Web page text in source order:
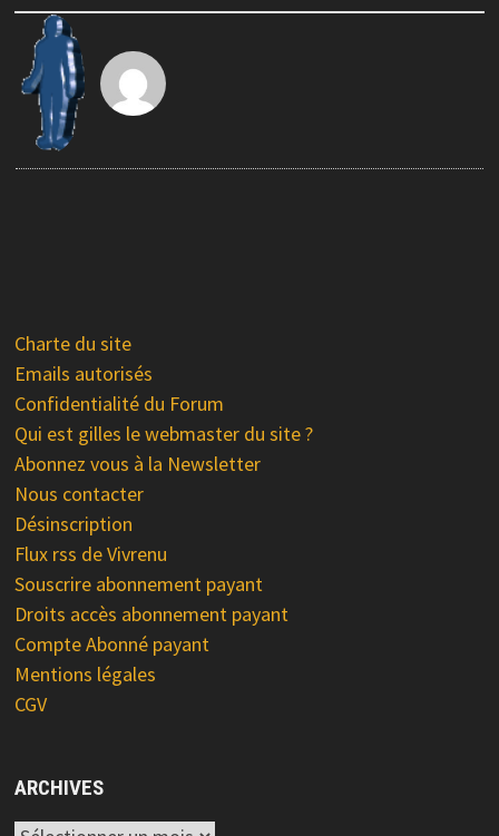
Charte du site
Emails autorisés
Confidentialité du Forum
Qui est gilles le webmaster du site ?
Abonnez vous à la Newsletter
Nous contacter
Désinscription
Flux rss de Vivrenu
Souscrire abonnement payant
Droits accès abonnement payant
Compte Abonné payant
Mentions légales
CGV
ARCHIVES